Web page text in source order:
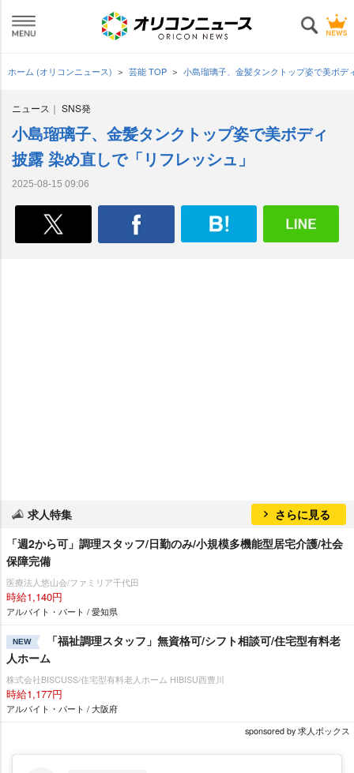
ホーム (オリコンニュース) 芸能 TOP 小島瑠璃子、金髪タンクトップ姿で美ボ
ニュース SNS発
小島瑠璃子、金髪タンクトップ姿で美ボディ
披露 染め直しで「リフレッシュ」
2025-08-15 09:06
求人特集
さらに見る
「週2から可」調理スタッフ/日勤のみ/小規模多機能型居宅介護/社会
保障完備
医療法人悠山会/ファミリア千代田
時給1,140円
アルバイト・パート / 愛知県
NEW
「福祉調理スタッフ」無資格可/シフト相談可/住宅型有料老
人ホーム
株式会社BISCUSS/住宅型有料老人ホーム HIBISU西豊川
時給1,177円
アルバイト・パート / 大阪府
sponsored by 求人ボックス